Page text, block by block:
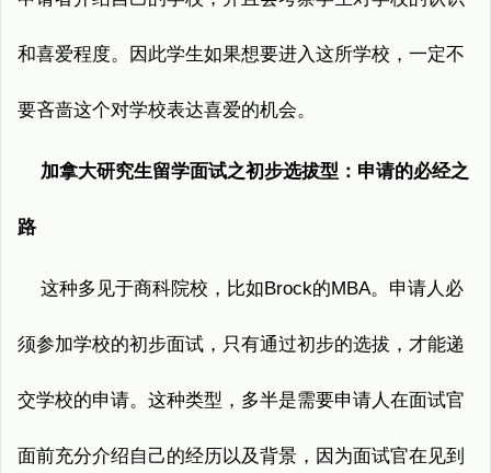
和喜爱程度。因此学生如果想要进入这所学校，一定不
要吝啬这个对学校表达喜爱的机会。
加拿大研究生留学面试之初步选拔型：申请的必经之
路
这种多见于商科院校，比如Brock的MBA。申请人必
须参加学校的初步面试，只有通过初步的选拔，才能递
交学校的申请。这种类型，多半是需要申请人在面试官
面前充分介绍自己的经历以及背景，因为面试官在见到